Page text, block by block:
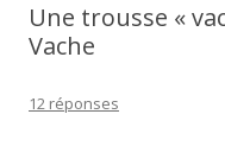
Une trousse «
Vache
12 réponses